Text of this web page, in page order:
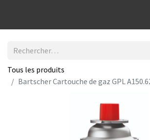
Tous les produits
Bartscher Cartouche de gaz GPL